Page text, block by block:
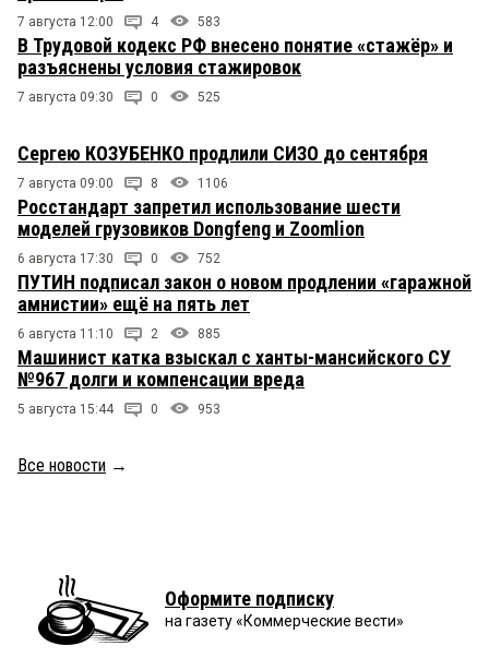
7 августа 12:00 4 583
В Трудовой кодекс РФ внесено понятие «стажёр» и
разъяснены условия стажировок
7 августа 09:30 0 525
Сергею КОЗУБЕНКО продлили СИЗО до сентября
7 августа 09:00 8 1106
Росстандарт запретил использование шести
моделей грузовиков Dongfeng и Zoomlion
6 августа 17:30 0 752
ПУТИН подписал закон о новом продлении «гаражной
амнистии» ещё на пять лет
6 августа 11:10 2 885
Машинист катка взыскал с ханты-мансийского СУ
№967 долги и компенсации вреда
5 августа 15:44 0 953
Все новости →
Оформите подписку
на газету «Коммерческие вести»